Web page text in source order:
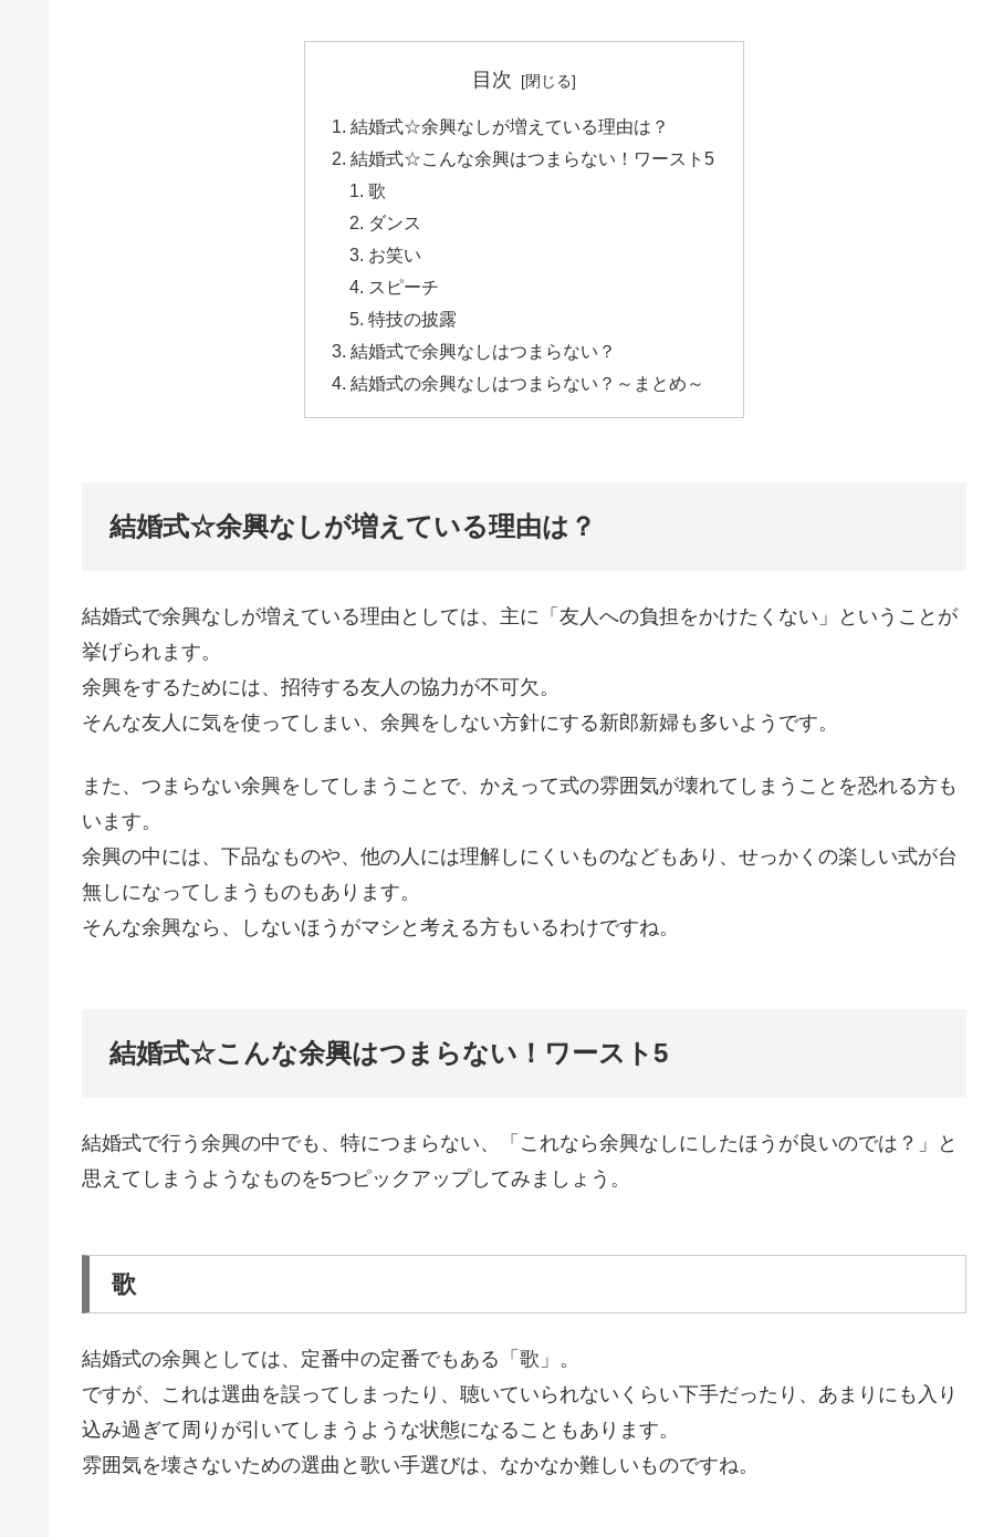
目次
結婚式☆余興なしが増えている理由は？
結婚式☆こんな余興はつまらない！ワースト5
歌
ダンス
お笑い
スピーチ
特技の披露
結婚式で余興なしはつまらない？
結婚式の余興なしはつまらない？～まとめ～
結婚式☆余興なしが増えている理由は？
結婚式で余興なしが増えている理由としては、主に「友人への負担をかけたくない」ということが
挙げられます。
余興をするためには、招待する友人の協力が不可欠。
そんな友人に気を使ってしまい、余興をしない方針にする新郎新婦も多いようです。
また、つまらない余興をしてしまうことで、かえって式の雰囲気が壊れてしまうことを恐れる方も
います。
余興の中には、下品なものや、他の人には理解しにくいものなどもあり、せっかくの楽しい式が台
無しになってしまうものもあります。
そんな余興なら、しないほうがマシと考える方もいるわけですね。
結婚式☆こんな余興はつまらない！ワースト5
結婚式で行う余興の中でも、特につまらない、「これなら余興なしにしたほうが良いのでは？」と
思えてしまうようなものを5つピックアップしてみましょう。
歌
結婚式の余興としては、定番中の定番でもある「歌」。
ですが、これは選曲を誤ってしまったり、聴いていられないくらい下手だったり、あまりにも入り
込み過ぎて周りが引いてしまうような状態になることもあります。
雰囲気を壊さないための選曲と歌い手選びは、なかなか難しいものですね。